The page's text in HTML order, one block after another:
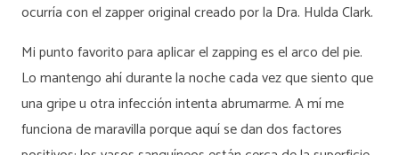
ocurría con el zapper original creado por la Dra. Hulda Clark.
Mi punto favorito para aplicar el zapping es el arco del pie.
Lo mantengo ahí durante la noche cada vez que siento que
una gripe u otra infección intenta abrumarme. A mí me
funciona de maravilla porque aquí se dan dos factores